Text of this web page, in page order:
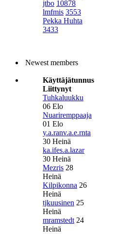
jtbo 10878
lmfmis 3553
Pekka Huhta
3433
Newest members
Käyttäjätunnus
Liittynyt
Tuhkaluukku
06 Elo
Nuariremppaaja
01 Elo
y.a.ranv.a.e.rnta
30 Heinä
ka.ifes.a.lazar
30 Heinä
Mezris 28
Heinä
Kilpikonna 26
Heinä
tjkuusinen 25
Heinä
mramstedt 24
Heinä